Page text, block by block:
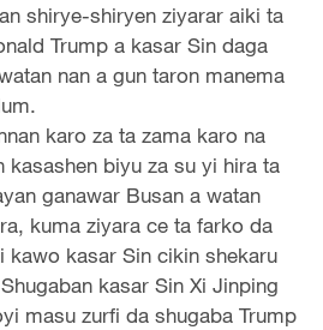
shirye-shiryen ziyarar aiki ta
Trump a kasar Sin daga
nan a gun taron manema
karo za ta zama karo na
kasashen biyu za su yi hira ta
ganawar Busan a watan
kuma ziyara ce ta farko da
kawo kasar Sin cikin shekaru
kasar Sin Xi Jinping
masu zurfi da shugaba Trump